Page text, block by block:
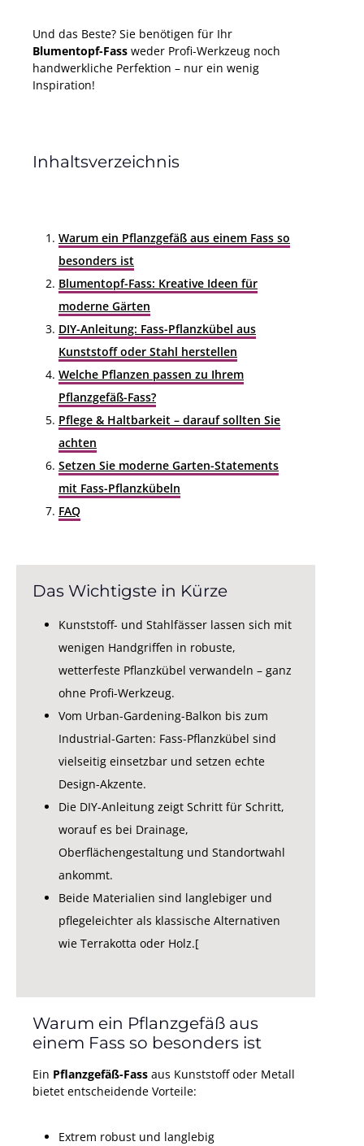
Und das Beste? Sie benötigen für Ihr
Blumentopf-Fass weder Profi-Werkzeug noch
handwerkliche Perfektion – nur ein wenig
Inspiration!
Inhaltsverzeichnis
Warum ein Pflanzgefäß aus einem Fass so
besonders ist
Blumentopf-Fass: Kreative Ideen für
moderne Gärten
DIY-Anleitung: Fass-Pflanzkübel aus
Kunststoff oder Stahl herstellen
Welche Pflanzen passen zu Ihrem
Pflanzgefäß-Fass?
Pflege & Haltbarkeit – darauf sollten Sie
achten
Setzen Sie moderne Garten-Statements
mit Fass-Pflanzkübeln
FAQ
Das Wichtigste in Kürze
Kunststoff- und Stahlfässer lassen sich mit
wenigen Handgriffen in robuste,
wetterfeste Pflanzkübel verwandeln – ganz
ohne Profi-Werkzeug.
Vom Urban-Gardening-Balkon bis zum
Industrial-Garten: Fass-Pflanzkübel sind
vielseitig einsetzbar und setzen echte
Design-Akzente.
Die DIY-Anleitung zeigt Schritt für Schritt,
worauf es bei Drainage,
Oberflächengestaltung und Standortwahl
ankommt.
Beide Materialien sind langlebiger und
pflegeleichter als klassische Alternativen
wie Terrakotta oder Holz.[
Warum ein Pflanzgefäß aus
einem Fass so besonders ist
Ein Pflanzgefäß-Fass aus Kunststoff oder Metall
bietet entscheidende Vorteile:
Extrem robust und langlebig